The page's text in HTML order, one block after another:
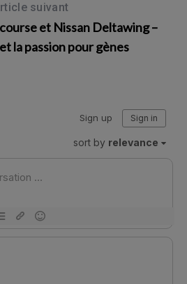
suivant
et Nissan Deltawing –
la passion pour gènes